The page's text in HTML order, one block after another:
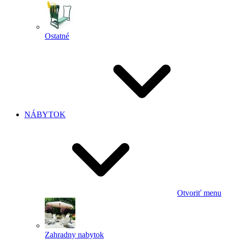
Ostatné
NÁBYTOK
Otvoriť menu
Zahradny nabytok